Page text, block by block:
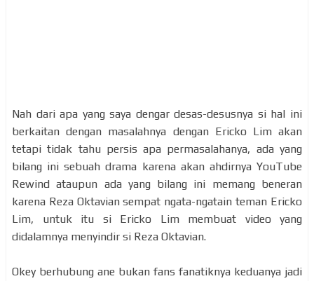
Nah dari apa yang saya dengar desas-desusnya si hal ini
berkaitan dengan masalahnya dengan Ericko Lim akan
tetapi tidak tahu persis apa permasalahanya, ada yang
bilang ini sebuah drama karena akan ahdirnya YouTube
Rewind ataupun ada yang bilang ini memang beneran
karena Reza Oktavian sempat ngata-ngatain teman Ericko
Lim, untuk itu si Ericko Lim membuat video yang
didalamnya menyindir si Reza Oktavian.
Okey berhubung ane bukan fans fanatiknya keduanya jadi